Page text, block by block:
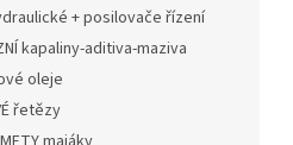
+ posilovače řízení
kapaliny-aditiva-maziva
oleje
řetězy